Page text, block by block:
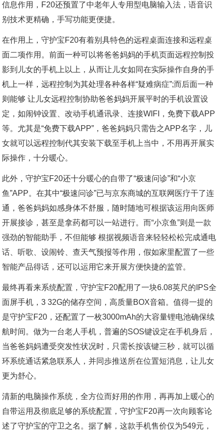
信息作用，F20还预置了中老年人专用型电脑输入法，语音识
别技术更精确，手写功能更便捷。
在作用上，守护宝F20有着别具特色的远程桌面连接和远程桌
面二项作用。前面一种可以将爸爸妈妈的手机页面远程控制投
影到儿女的手机上以上，从而让儿女如同在实际操作自身的手
机上一样，远程控制为其处理各种各样“疑难病症”;而后面一种
则能够 让儿女远程控制协助爸爸妈妈开展平时的手机设置设
定，如闹钟设置、改动手机通讯录、连接WIFI，免费下载APP
等。尤其是“免费下载APP”，爸爸妈妈只需告之APP名字，儿
女就可以远程控制代其安装下载至手机上当中，不用再开展实
际操作，十分暖心。
此外，守护宝F20还十分暖心的自带了“极速问诊”和“小京
鱼”APP。在其中“极速问诊”已与京东商城的互联网医疗干了连
通，爸爸妈妈如感身体不舒服，随时随地可根据该运用向医师
开展接诊，甚至是拿药都可以一站进行。而“小京鱼”则是一款
强劲的智能助手，不但能够 根据视频语音来轻轻松松完成通电
话、听歌、设闹铃、查天气预报等作用，假如家里配置了一些
智能产品得话，还可以运用它来开展方便快捷的监管。
最终再看来系统配置，守护宝F20配用了一块6.08英尺的IPS全
面屏手机，3 32G的储存空间，高质量BOX音箱。值得一提的
是守护宝F20，还配置了一枚3000mAh的大容量锂电池确保续
航时间。做为一台老人手机，普遍的SOS键设定在手机身后，
当爸爸妈妈遭受突发性状况时，只需长按该键三秒，就可以循
环系统通话紧急联系人，并同歩推送所在位置短消息，让儿女
更为舒心。
清新的电脑操作系统，全方位而好用的作用，再再加上暖心的
自带运用及彻底足够的系统配置，守护宝F20再一次向顾客论
述了守护宝的守卫之名。据了解，这款手机售价仅为549元，